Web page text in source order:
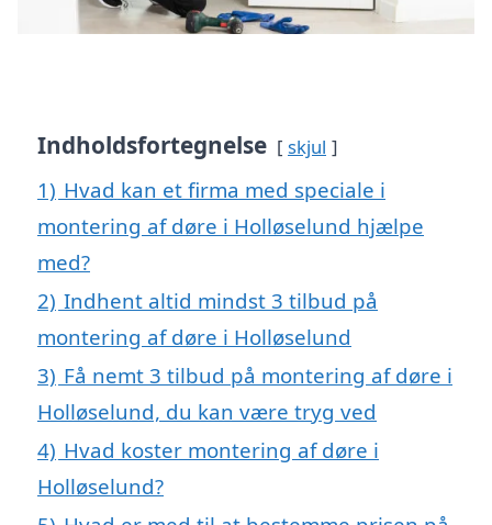
Indholdsfortegnelse skjul
1) Hvad kan et firma med speciale i
montering af døre i Holløselund hjælpe
med?
2) Indhent altid mindst 3 tilbud på
montering af døre i Holløselund
3) Få nemt 3 tilbud på montering af døre i
Holløselund, du kan være tryg ved
4) Hvad koster montering af døre i
Holløselund?